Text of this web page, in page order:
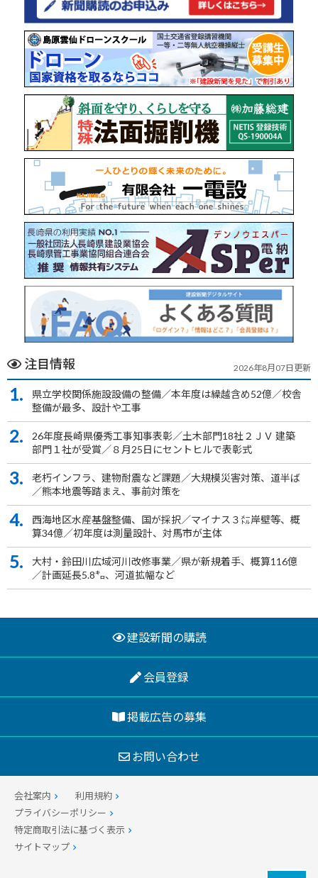
注目情報 2026年8月07日更新
1.
県立学校関係施設設備の整備／本年度は繰越含め52億／校舎
整備が最多、設計や工事
2.
26年度長崎県優秀工事知事表彰／土木部門18社２ＪＶ 建築
部門１社が受賞／８月25日にセントヒルで表彰式
3.
老朽インフラ、建物耐震など課題／大規模災害対策、道半ば
／熊本地震等踏まえ、事前対策を
4.
西海地区水産基盤整備、国が採択／マイナス３㍍岸壁等、概
算34億／初年度は測量設計、対馬市が主体
5.
大村・鈴田川広域河川改修事業／県が新規着手、概算116億
／計画延長5.8㌔、河道拡幅など
建設新聞の購読
会員登録
掲載広告の募集
お問い合わせ
会社案内
利用規約
プライバシーポリシー
特定商取引法に基づく表示
サイトマップ